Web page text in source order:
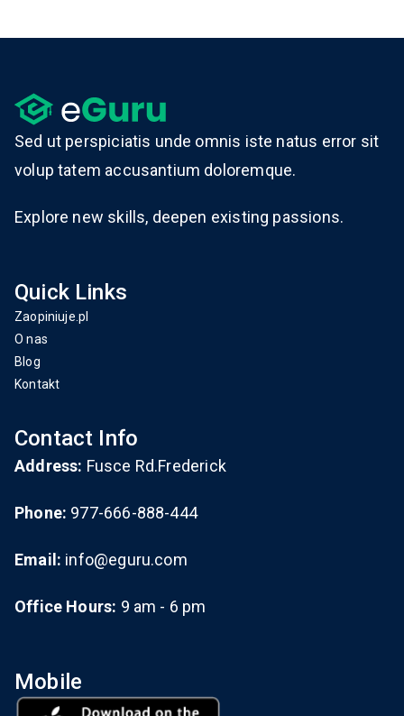
Sed ut perspiciatis unde omnis iste natus error sit
volup tatem accusantium doloremque.
Explore new skills, deepen existing passions.
Quick Links
Zaopiniuje.pl
O nas
Blog
Kontakt
Contact Info
Address: Fusce Rd.Frederick
Phone: 977-666-888-444
Email: info@eguru.com
Office Hours: 9 am - 6 pm
Mobile